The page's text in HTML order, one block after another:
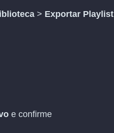
> Exportar Playlist
e confirme